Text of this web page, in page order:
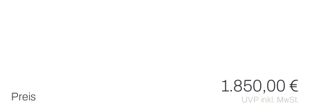
Preis
1.850,00 €
UVP inkl. MwSt.